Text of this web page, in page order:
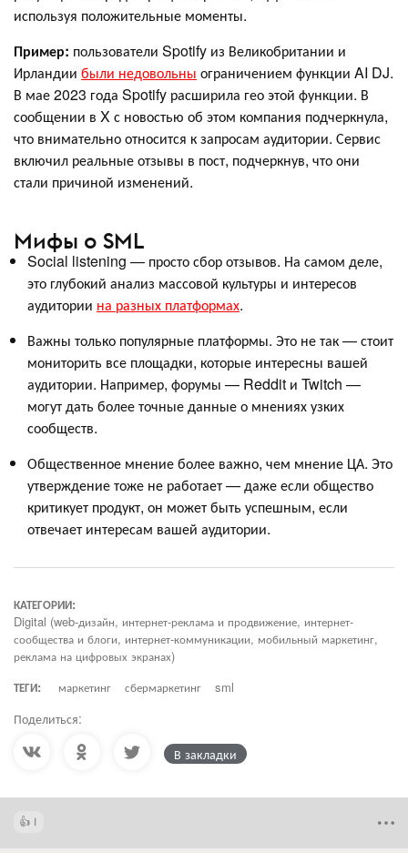
используя положительные моменты.
Пример: пользователи Spotify из Великобритании и
Ирландии были недовольны ограничением функции AI DJ.
В мае 2023 года Spotify расширила гео этой функции. В
сообщении в X с новостью об этом компания подчеркнула,
что внимательно относится к запросам аудитории. Сервис
включил реальные отзывы в пост, подчеркнув, что они
стали причиной изменений.
Мифы о SML
Social listening — просто сбор отзывов. На самом деле,
это глубокий анализ массовой культуры и интересов
аудитории на разных платформах.
Важны только популярные платформы. Это не так — стоит
мониторить все площадки, которые интересны вашей
аудитории. Например, форумы — Reddit и Twitch —
могут дать более точные данные о мнениях узких
сообществ.
Общественное мнение более важно, чем мнение ЦА. Это
утверждение тоже не работает — даже если общество
критикует продукт, он может быть успешным, если
отвечает интересам вашей аудитории.
КАТЕГОРИИ:
Digital (web-дизайн, интернет-реклама и продвижение, интернет-
сообщества и блоги, интернет-коммуникации, мобильный маркетинг,
реклама на цифровых экранах)
ТЕГИ:
маркетинг сбермаркетинг sml
Поделиться:
В закладки
1